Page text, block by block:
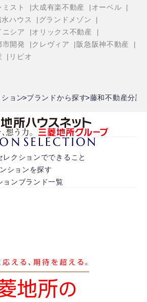
ミスト 大成有楽不動産
オーベル
水ハウス
グランドメゾン
ニシア
オリックス不動産
市開発 クレヴィア
阪急阪神不動産
リビオ
ョン ブランドから探す 藤和不動産分譲
レクションでできること
ションを探す
ョンブランド一覧